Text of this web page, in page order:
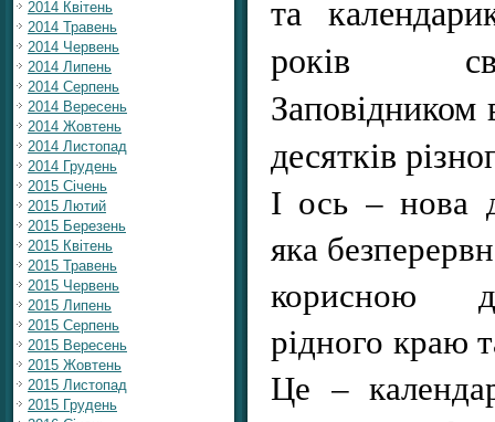
2014 Квітень
2014 Травень
2014 Червень
2014 Липень
2014 Серпень
2014 Вересень
2014 Жовтень
2014 Листопад
2014 Грудень
2015 Січень
2015 Лютий
2015 Березень
2015 Квітень
2015 Травень
2015 Червень
2015 Липень
2015 Серпень
2015 Вересень
2015 Жовтень
2015 Листопад
2015 Грудень
та
років
десятків
І ось – нова
яка
корисною
рідного краю
Це –